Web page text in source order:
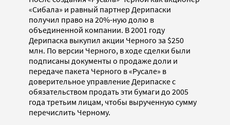
«Сибала» и равный партнер Дерипаски
получил право на 20%-ную долю в
объединенной компании. В 2001 году
Дерипаска выкупил акции Черного за $250
млн. По версии Черного, в ходе сделки были
подписаны документы о продаже доли и
передаче пакета Черного в «Русале» в
доверительное управление Дерипаске с
обязательством продать эти бумаги до 2005
года третьим лицам, чтобы вырученную сумму
перечислить Черному.